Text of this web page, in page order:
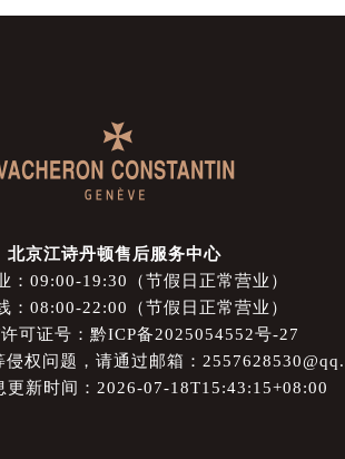
北京江诗丹顿售后服务中心
：09:00-19:30（节假日正常营业）
：08:00-22:00（节假日正常营业）
可证号：黔ICP备2025054552号-27
权问题，请通过邮箱：
更新时间：2026-07-18T15:43:15+08:00